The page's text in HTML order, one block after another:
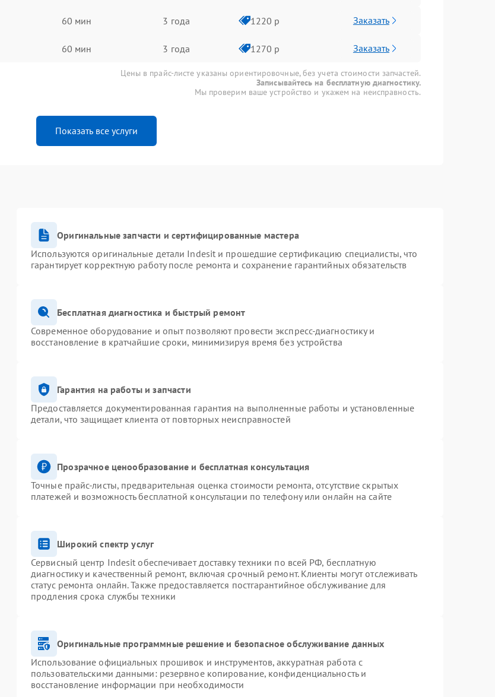
60 мин 3 года 1220 р Заказать
60 мин 3 года 1270 р Заказать
Цены в прайс-листе указаны ориентировочные, без учета стоимости запчастей.
Записывайтесь на бесплатную диагностику.
Мы проверим ваше устройство и укажем на неисправность.
Показать все услуги
Оригинальные запчасти и сертифицированные мастера
Используются оригинальные детали Indesit и прошедшие сертификацию специалисты, что
гарантирует корректную работу после ремонта и сохранение гарантийных обязательств
Бесплатная диагностика и быстрый ремонт
Современное оборудование и опыт позволяют провести экспресс-диагностику и
восстановление в кратчайшие сроки, минимизируя время без устройства
Гарантия на работы и запчасти
Предоставляется документированная гарантия на выполненные работы и установленные
детали, что защищает клиента от повторных неисправностей
Прозрачное ценообразование и бесплатная консультация
Точные прайс-листы, предварительная оценка стоимости ремонта, отсутствие скрытых
платежей и возможность бесплатной консультации по телефону или онлайн на сайте
Широкий спектр услуг
Сервисный центр Indesit обеспечивает доставку техники по всей РФ, бесплатную
диагностику и качественный ремонт, включая срочный ремонт. Клиенты могут отслеживать
статус ремонта онлайн. Также предоставляется постгарантийное обслуживание для
продления срока службы техники
Оригинальные программные решение и безопасное обслуживание данных
Использование официальных прошивок и инструментов, аккуратная работа с
пользовательскими данными: резервное копирование, конфиденциальность и
восстановление информации при необходимости